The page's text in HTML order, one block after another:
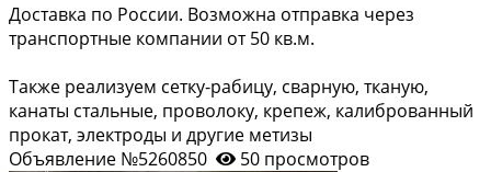
Доставка по России. Возможна отправка через
транспортные компании от 50 кв.м.
Также реализуем сетку-рабицу, сварную, тканую,
канаты стальные, проволоку, крепеж, калиброванный
прокат, электроды и другие метизы
Объявление №5260850
50 просмотров